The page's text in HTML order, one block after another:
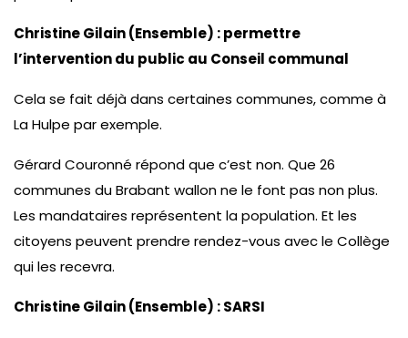
Christine Gilain (Ensemble) : permettre
l’intervention du public au Conseil communal
Cela se fait déjà dans certaines communes, comme à
La Hulpe par exemple.
Gérard Couronné répond que c’est non. Que 26
communes du Brabant wallon ne le font pas non plus.
Les mandataires représentent la population. Et les
citoyens peuvent prendre rendez-vous avec le Collège
qui les recevra.
Christine Gilain (Ensemble) : SARSI